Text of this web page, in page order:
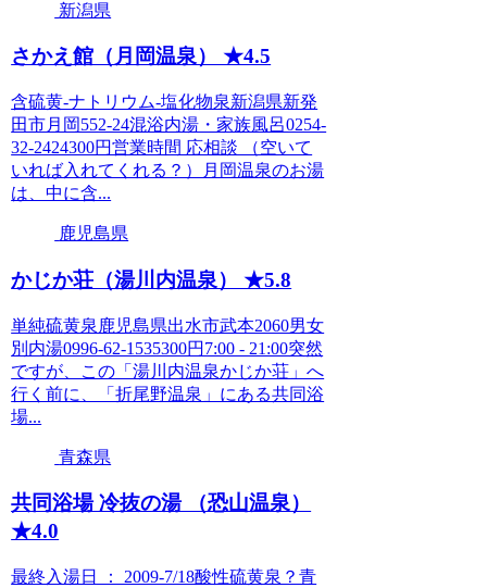
新潟県
さかえ館（月岡温泉） ★4.5
含硫黄-ナトリウム-塩化物泉新潟県新発
田市月岡552-24混浴内湯・家族風呂0254-
32-2424300円営業時間 応相談 （空いて
いれば入れてくれる？）月岡温泉のお湯
は、中に含...
鹿児島県
かじか荘（湯川内温泉） ★5.8
単純硫黄泉鹿児島県出水市武本2060男女
別内湯0996-62-1535300円7:00 - 21:00突然
ですが、この「湯川内温泉かじか荘」へ
行く前に、「折尾野温泉」にある共同浴
場...
青森県
共同浴場 冷抜の湯 （恐山温泉）
★4.0
最終入湯日 ： 2009-7/18酸性硫黄泉？青